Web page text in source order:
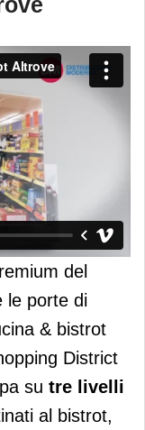
presenta il
del
le porte di
& bistrot
District
su tre livelli
al bistrot,